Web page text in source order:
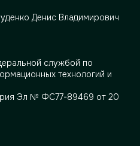
Денис Владимирович
службой по
технологий и
Эл № ФС77-89469 от 20